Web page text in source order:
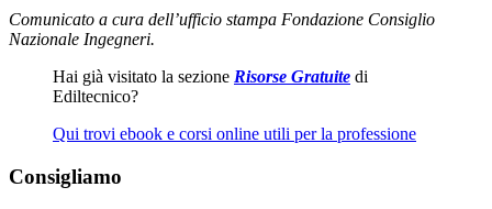
Comunicato a cura dell’ufficio stampa Fondazione Consiglio
Nazionale Ingegneri.
Hai già visitato la sezione Risorse Gratuite di
Ediltecnico?
Qui trovi ebook e corsi online utili per la professione
Consigliamo